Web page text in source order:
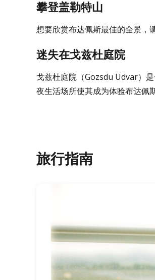
攀登盖勒特山
想要欣赏布达佩斯最佳的全景，
迷失在戈兹杜庭院
戈兹杜庭院（Gozsdu Udvar）
夜生活场所使其成为体验布达佩
旅行指南